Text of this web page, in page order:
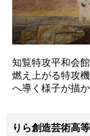
知覧特攻平和会
燃え上がる特攻
へ導く様子が描
りら創造芸術高